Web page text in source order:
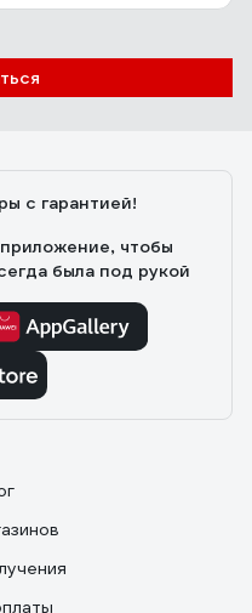
с гарантией!
чтобы
была под рукой